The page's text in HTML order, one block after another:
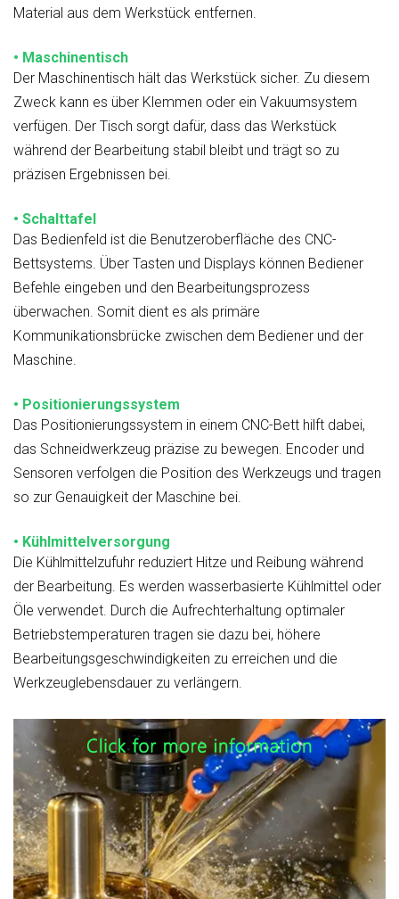
Material aus dem Werkstück entfernen.
• Maschinentisch
Der Maschinentisch hält das Werkstück sicher. Zu diesem
Zweck kann es über Klemmen oder ein Vakuumsystem
verfügen. Der Tisch sorgt dafür, dass das Werkstück
während der Bearbeitung stabil bleibt und trägt so zu
präzisen Ergebnissen bei.
• Schalttafel
Das Bedienfeld ist die Benutzeroberfläche des CNC-
Bettsystems. Über Tasten und Displays können Bediener
Befehle eingeben und den Bearbeitungsprozess
überwachen. Somit dient es als primäre
Kommunikationsbrücke zwischen dem Bediener und der
Maschine.
• Positionierungssystem
Das Positionierungssystem in einem CNC-Bett hilft dabei,
das Schneidwerkzeug präzise zu bewegen. Encoder und
Sensoren verfolgen die Position des Werkzeugs und tragen
so zur Genauigkeit der Maschine bei.
• Kühlmittelversorgung
Die Kühlmittelzufuhr reduziert Hitze und Reibung während
der Bearbeitung. Es werden wasserbasierte Kühlmittel oder
Öle verwendet. Durch die Aufrechterhaltung optimaler
Betriebstemperaturen tragen sie dazu bei, höhere
Bearbeitungsgeschwindigkeiten zu erreichen und die
Werkzeuglebensdauer zu verlängern.